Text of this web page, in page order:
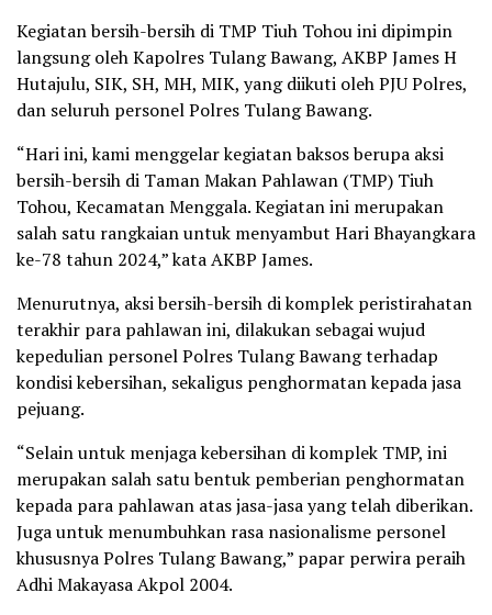
Kegiatan bersih-bersih di TMP Tiuh Tohou ini dipimpin
langsung oleh Kapolres Tulang Bawang, AKBP James H
Hutajulu, SIK, SH, MH, MIK, yang diikuti oleh PJU Polres,
dan seluruh personel Polres Tulang Bawang.
“Hari ini, kami menggelar kegiatan baksos berupa aksi
bersih-bersih di Taman Makan Pahlawan (TMP) Tiuh
Tohou, Kecamatan Menggala. Kegiatan ini merupakan
salah satu rangkaian untuk menyambut Hari Bhayangkara
ke-78 tahun 2024,” kata AKBP James.
Menurutnya, aksi bersih-bersih di komplek peristirahatan
terakhir para pahlawan ini, dilakukan sebagai wujud
kepedulian personel Polres Tulang Bawang terhadap
kondisi kebersihan, sekaligus penghormatan kepada jasa
pejuang.
“Selain untuk menjaga kebersihan di komplek TMP, ini
merupakan salah satu bentuk pemberian penghormatan
kepada para pahlawan atas jasa-jasa yang telah diberikan.
Juga untuk menumbuhkan rasa nasionalisme personel
khususnya Polres Tulang Bawang,” papar perwira peraih
Adhi Makayasa Akpol 2004.